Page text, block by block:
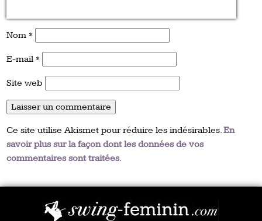
Nom *
E-mail *
Site web
Ce site utilise Akismet pour réduire les indésirables.En
savoir plus sur la façon dont les données de vos
commentaires sont traitées.